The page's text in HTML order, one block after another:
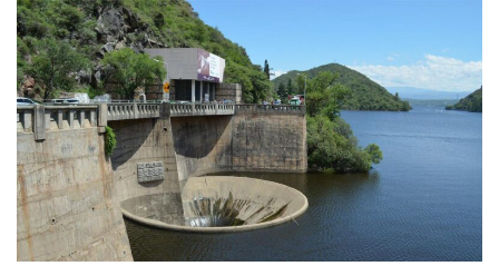
Laboulaye y sur
Bell Ville
Río Tercero
Despeñaderos